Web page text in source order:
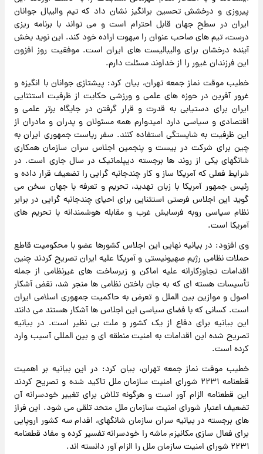
پیروزی و درخشش تحسین برانگیز نشان داد که تیم والیبال جوانان
ایران در سطح جهان قابل احترام است و می تواند با برنامه ریزی
درست، تیم های صاحب عنوان را مبهوت اراده خود کند. این نوید بخش
آینده درخشان برای والیبالیست های ایران است. موفقیت روز افزون
این فرزندان غیور را از خداوند مسئلت دارم.
خطیب موقت نماز جمعه تهران، بیان کرد: پیشتازی جوانان با انگیزه و
غرور آفرین در حوزه های علمی و ورزشی حکایت از ظرفیت استثنایی
ایران برای دستیابی به قدرت و قرار گرفتن در جایگاه برتر علمی و
اقتصادی و سیاسی دارد امیدوارم همه مسئولان و پدران و مادران از
این ظرفیت به شایستگی استفاده کنند. سفر ریاست جمهوری ایران به
چین برای شرکت در بیست و پنجمین اجلاس سران سازمان همکاری
شانگهای یکی از روند ها برجسته دیپلماتیک در سال جاری است. در
شرایط فعلی که آمریکا ساز و کار چندجانبه گرایی را تضعیف قرار داده و
رئیس جمهور آمریکا با زبان تهدید، تحریم و تعرفه با جهان سخن می
گوید این اجلاس فرصتی استثنایی برای احیای چندجانبه گرایی در برابر
نظام سیاسی روبه فرسایش غرب و مقابله هوشمندانه با تحریم های
آمریکا است.
وی افزود: در بیانیه نهایی این اجلاس کشورها عضو با محکومیت قاطع
حملات نظامی رژیم صهیونیستی و آمریکا علیه ایران تصریح کردند چنین
اقدامات تجاوزکارانه علیه اماکن و زیرساخت های غیرنظامی از جمله
تأسیسات هسته ای که به جان باختن نظامی ها منجر شد، نقض آشکار
اصول و موازین بین الملل و تعرض به حاکمیت جمهوری اسلامی ایران
است. کسانی که با فضای سیاسی این اجلاس ها آشکار هستند می دانند
این بیانیه برای دفاع از یک کشور و ملت بی نظیر است‌. در بیانیه
تصریح شده این اقدامات به امنیت منطقه ای و بین المللی آسیب وارد
کرده است.
خطیب موقت نماز جمعه تهران، بیان کرد: در این بیانیه بر اهمیت
قطعنامه ۲۲۳۱ شورای امنیت سازمان ملل تاکید شده و تصریح کردند
این قطعنامه الزام آور است و هرگونه تلاش برای تغییر خودسرانه آن
تضعیف اعتبار شورای امنیت سازمان ملل متحد تلقی می شود. این فراز
های برجسته در بیانیه سران سازمان شانگهای، اقدام سه کشور اروپایی
برای فعال سازی مکانیزم ماشه را خودسرانه تفسیر کرده و مفاد قطعنامه
۲۲۳۱ شورای امنیت سازمان ملل را الزام آور دانسته اند.